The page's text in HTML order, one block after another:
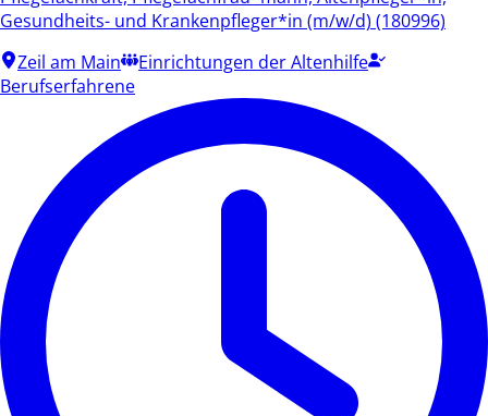
Gesundheits- und Krankenpfleger*in (m/w/d) (180996)
Zeil am Main
Einrichtungen der Altenhilfe
Berufserfahrene